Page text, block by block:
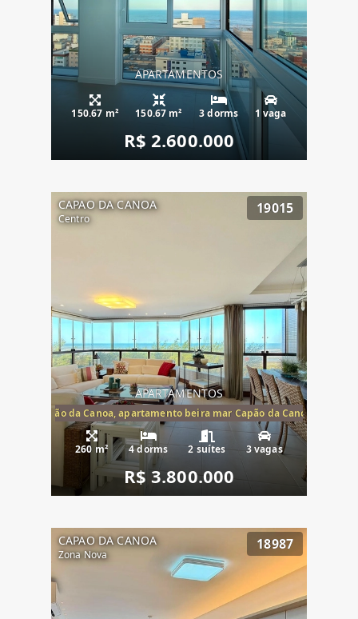
APARTAMENTOS
150.67 m² 150.67 m² 3 dorms 1 vaga
R$ 2.600.000
CAPAO DA CANOA
Centro
19015
APARTAMENTOS
mar Capão da Canoa, apartamento beira mar Capão da Canoa,
260 m² 4 dorms 2 suítes 3 vagas
R$ 3.800.000
CAPAO DA CANOA
Zona Nova
18987